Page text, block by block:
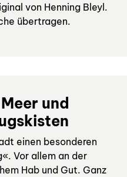
von Henning Bleyl.
übertragen.
und
einen besonderen
Vor allem an der
Hab und Gut. Ganz